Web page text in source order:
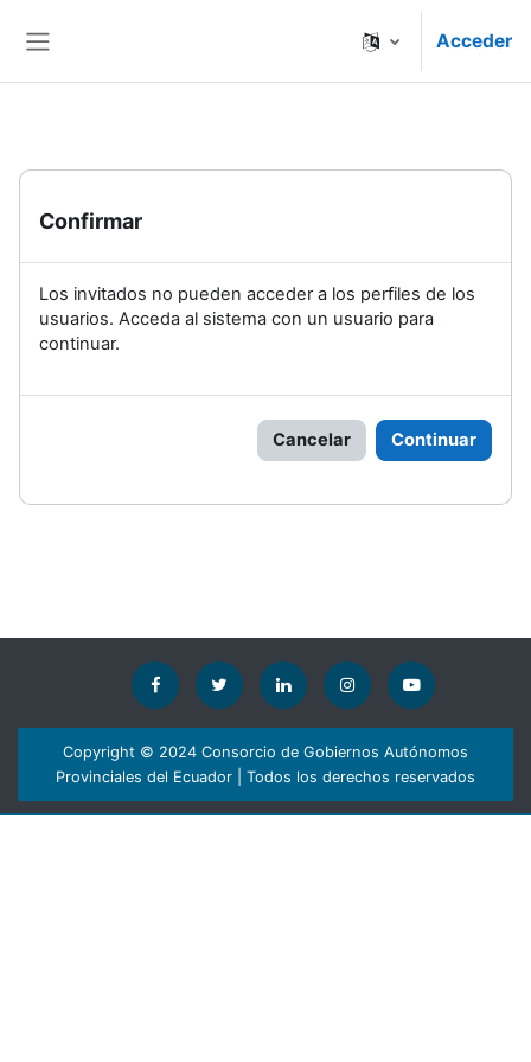
Acceder
Confirmar
Los invitados no pueden acceder a los perfiles de los
usuarios. Acceda al sistema con un usuario para
continuar.
Cancelar Continuar
Copyright © 2024 Consorcio de Gobiernos Autónomos
Provinciales del Ecuador | Todos los derechos reservados